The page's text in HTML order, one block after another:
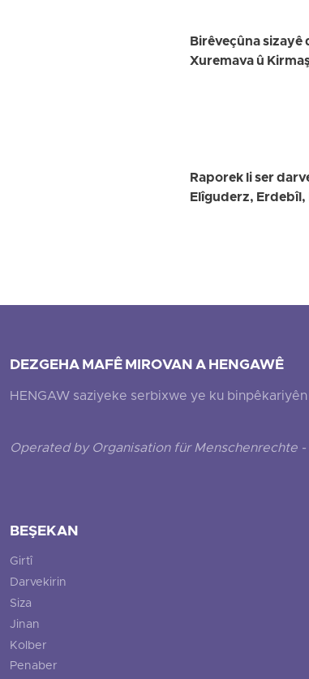
Birêveçûna sizayê
Xuremava û
Raporek li ser
Elîguderz, Erdebîl,
DEZGEHA MAFÊ MIROVAN A HENGAWÊ
HENGAW saziyeke serbixwe ye ku
Operated by Organisation für Menschenrechte
BEŞEKAN
Girtî
Darvekirin
Siza
Jinan
Kolber
Penaber